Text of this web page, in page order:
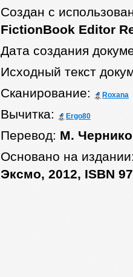
Создан с
FictionBook Editor
Дата создания
Исходный текст
Сканирование:
Roxana
Вычитка: Ergo80
Перевод: М.
Основано на
Эксмо, 2012, ISBN